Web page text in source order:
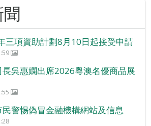
三項資助計劃8月10日起接受申請
吳惠嫻出席2026粵澳名優商品展
警惕偽冒金融機構網站及信息